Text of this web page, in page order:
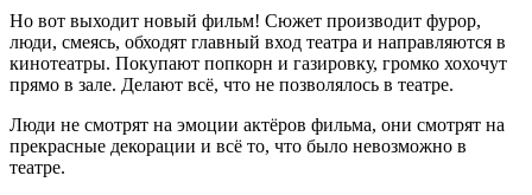
Но вот выходит новый фильм! Сюжет производит фурор,
люди, смеясь, обходят главный вход театра и направляются в
кинотеатры. Покупают попкорн и газировку, громко хохочут
прямо в зале. Делают всё, что не позволялось в театре.
Люди не смотрят на эмоции актёров фильма, они смотрят на
прекрасные декорации и всё то, что было невозможно в
театре.